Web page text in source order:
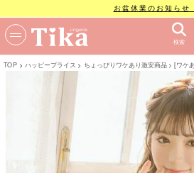
お盆休業のお知らせ
検索
TOP ハッピープライス ちょっぴりワケあり激安商品 [ワケ